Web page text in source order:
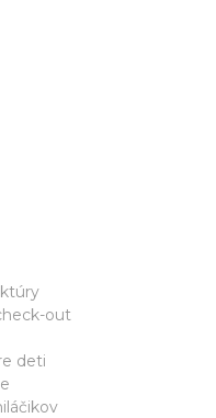
out
deti